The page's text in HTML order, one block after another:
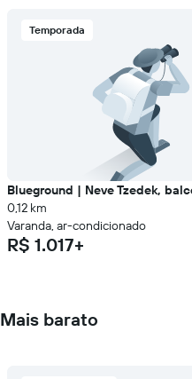
Temporada
Blueground | Neve Tzedek,
0,12 km
Varanda, ar-condicionado
R$ 1.017+
Mais barato